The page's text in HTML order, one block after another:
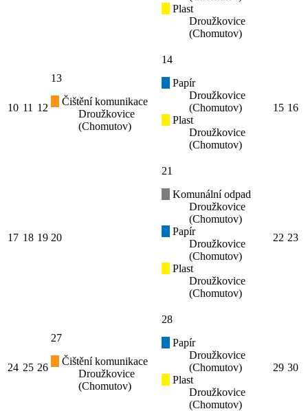
Plast
Droužkovice
(Chomutov)
10 11 12
13
Čištění komunikace
Droužkovice
(Chomutov)
14
Papír
Droužkovice
(Chomutov)
Plast
Droužkovice
(Chomutov)
15 16
17 18 19 20
21
Komunální odpad
Droužkovice
(Chomutov)
Papír
Droužkovice
(Chomutov)
Plast
Droužkovice
(Chomutov)
22 23
24 25 26
27
Čištění komunikace
Droužkovice
(Chomutov)
28
Papír
Droužkovice
(Chomutov)
Plast
Droužkovice
(Chomutov)
29 30